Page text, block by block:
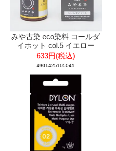
みや古染 eco染料 コールダ
イホット col.5 イエロー
633円(税込)
4901425105041